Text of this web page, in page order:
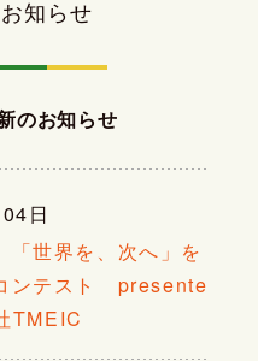
お知らせ
のお知らせ
日
「世界を、次へ」を
ンテスト presente
TMEIC